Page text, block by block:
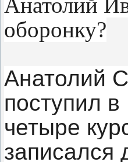
Анатолий
оборонку?
Анатолий
поступил
четыре
записался